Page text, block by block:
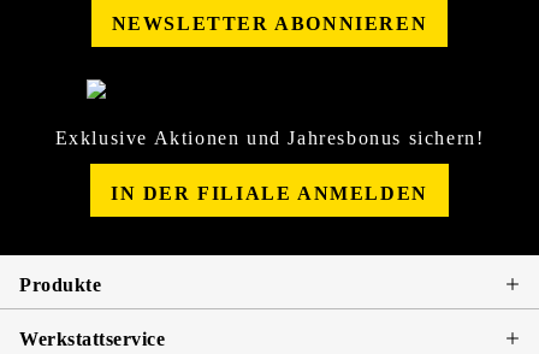
NEWSLETTER ABONNIEREN
Exklusive Aktionen und Jahresbonus sichern!
IN DER FILIALE ANMELDEN
Produkte
Werkstattservice